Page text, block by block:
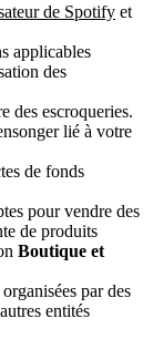
de Spotify et
applicables
des
des escroqueries.
lié à votre
de fonds
pour vendre des
de produits
Boutique et
par des
entités